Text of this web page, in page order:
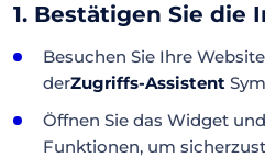
1. Bestätigen Sie die
Besuchen Sie Ihre
derZugriffs-Assistent
Öffnen Sie das Widget
Funktionen, um